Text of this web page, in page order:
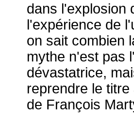
dans l'explosion
l'expérience de
on sait combien
mythe n'est pas
dévastatrice,
reprendre le
de François